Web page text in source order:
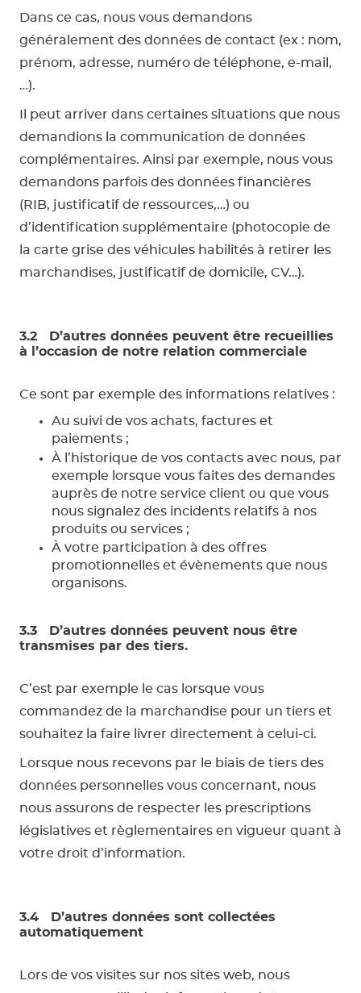
Dans ce cas, nous vous demandons
généralement des données de contact (ex : nom,
prénom, adresse, numéro de téléphone, e-mail,
…).
Il peut arriver dans certaines situations que nous
demandions la communication de données
complémentaires. Ainsi par exemple, nous vous
demandons parfois des données financières
(RIB, justificatif de ressources,…) ou
d’identification supplémentaire (photocopie de
la carte grise des véhicules habilités à retirer les
marchandises, justificatif de domicile, CV…).
3.2 D’autres données peuvent être recueillies
à l’occasion de notre relation commerciale
Ce sont par exemple des informations relatives :
Au suivi de vos achats, factures et
paiements ;
À l’historique de vos contacts avec nous, par
exemple lorsque vous faites des demandes
auprès de notre service client ou que vous
nous signalez des incidents relatifs à nos
produits ou services ;
À votre participation à des offres
promotionnelles et évènements que nous
organisons.
3.3 D’autres données peuvent nous être
transmises par des tiers.
C’est par exemple le cas lorsque vous
commandez de la marchandise pour un tiers et
souhaitez la faire livrer directement à celui-ci.
Lorsque nous recevons par le biais de tiers des
données personnelles vous concernant, nous
nous assurons de respecter les prescriptions
législatives et règlementaires en vigueur quant à
votre droit d’information.
3.4 D’autres données sont collectées
automatiquement
Lors de vos visites sur nos sites web, nous